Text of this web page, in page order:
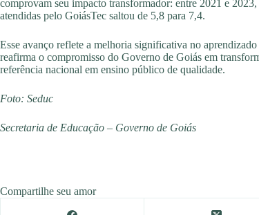
comprovam seu impacto transformador: entre 2021 e
atendidas pelo GoiásTec saltou de 5,8 para 7,4.
Esse avanço reflete a melhoria significativa no
reafirma o compromisso do Governo de Goiás em
referência nacional em ensino público de qualidade.
Foto: Seduc
Secretaria de Educação – Governo de Goiás
Compartilhe seu amor